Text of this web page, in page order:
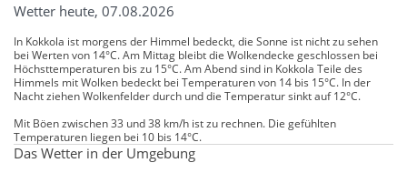
Wetter heute, 07.08.2026
In Kokkola ist morgens der Himmel bedeckt, die Sonne ist nicht zu sehen
bei Werten von 14°C. Am Mittag bleibt die Wolkendecke geschlossen bei
Höchsttemperaturen bis zu 15°C. Am Abend sind in Kokkola Teile des
Himmels mit Wolken bedeckt bei Temperaturen von 14 bis 15°C. In der
Nacht ziehen Wolkenfelder durch und die Temperatur sinkt auf 12°C.
Mit Böen zwischen 33 und 38 km/h ist zu rechnen. Die gefühlten
Temperaturen liegen bei 10 bis 14°C.
Das Wetter in der Umgebung